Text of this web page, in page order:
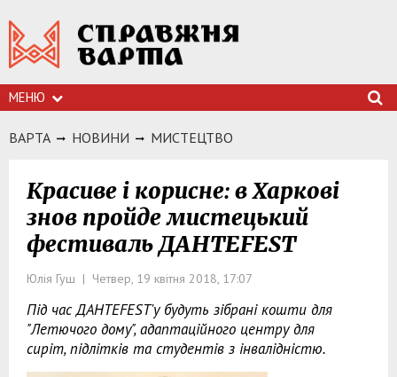
МЕНЮ
ВАРТА НОВИНИ МИСТЕЦТВО
Красиве і корисне: в Харкові
знов пройде мистецький
фестиваль ДАНТЕFEST
Юлія Гуш | Четвер, 19 квітня 2018, 17:07
Під час ДАНТЕFEST'у будуть зібрані кошти для
"Летючого дому", адаптаційного центру для
сиріт, підлітків та студентів з інвалідністю.